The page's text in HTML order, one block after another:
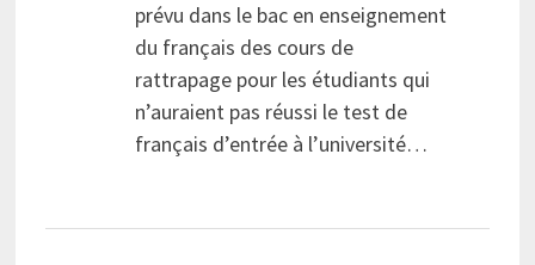
prévu dans le bac en enseignement
du français des cours de
rattrapage pour les étudiants qui
n’auraient pas réussi le test de
français d’entrée à l’université…